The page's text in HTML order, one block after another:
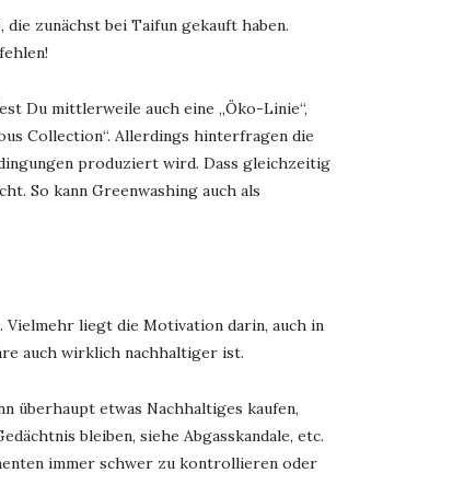
die zunächst bei Taifun gekauft haben.
Du mittlerweile auch eine „Öko-Linie“,
Collection“. Allerdings hinterfragen die
produziert wird. Dass gleichzeitig
So kann Greenwashing auch als
Vielmehr liegt die Motivation darin, auch in
auch wirklich nachhaltiger ist.
überhaupt etwas Nachhaltiges kaufen,
bleiben, siehe Abgasskandale, etc.
immer schwer zu kontrollieren oder